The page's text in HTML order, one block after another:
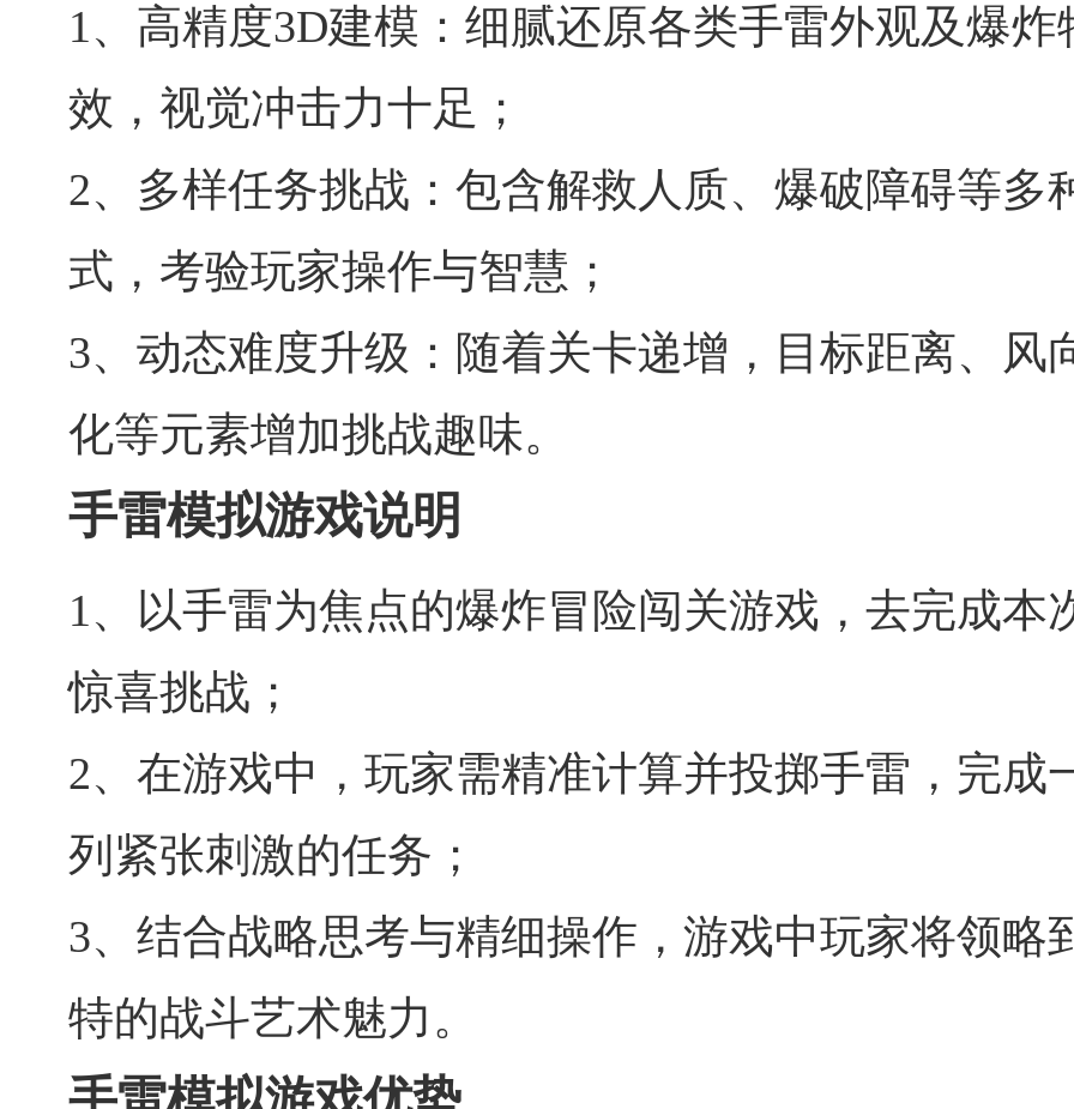
1、高精度3D建模：细腻还原各类手雷外观及爆炸
效，视觉冲击力十足；
2、多样任务挑战：包含解救人质、爆破障碍等多
式，考验玩家操作与智慧；
3、动态难度升级：随着关卡递增，目标距离、风
化等元素增加挑战趣味。
手雷模拟游戏说明
1、以手雷为焦点的爆炸冒险闯关游戏，去完成本
惊喜挑战；
2、在游戏中，玩家需精准计算并投掷手雷，完成
列紧张刺激的任务；
3、结合战略思考与精细操作，游戏中玩家将领略
特的战斗艺术魅力。